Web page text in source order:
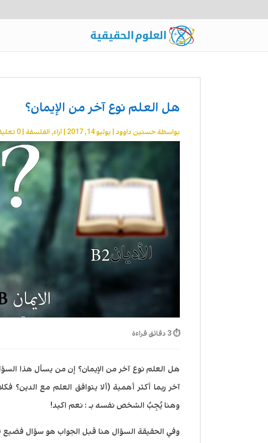
هل العلم نوع آخر من الإيمان؟
بواسطةحسنين داوود |يوليو 14, 2017 |آراء,الفلسفة |0 تعليقات
⏱ 3 دقائق قراءة
هل العلم نوع آخر من الإيمان؟ إن من يسأل هذا
آخر ربما أكثر أهمية (ألا يتوافق العلم مع الدين؟
وهنا يُجِبُ الشخص نفسه بـ : نعم اكيد!
وفي الحقيقة السؤال هنا قبل الجواب هو سؤال فضيع